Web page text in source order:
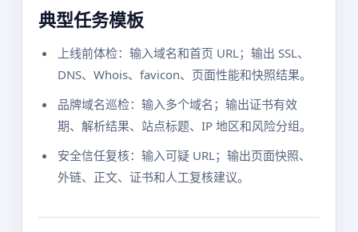
典型任务模板
上线前体检：输入域名和首页 URL；输出 SSL、
DNS、Whois、favicon、页面性能和快照结果。
品牌域名巡检：输入多个域名；输出证书有效
期、解析结果、站点标题、IP 地区和风险分组。
安全信任复核：输入可疑 URL；输出页面快照、
外链、正文、证书和人工复核建议。